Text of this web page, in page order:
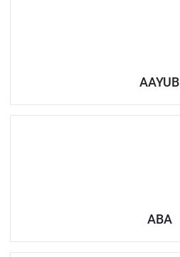
AAYUB
ABA